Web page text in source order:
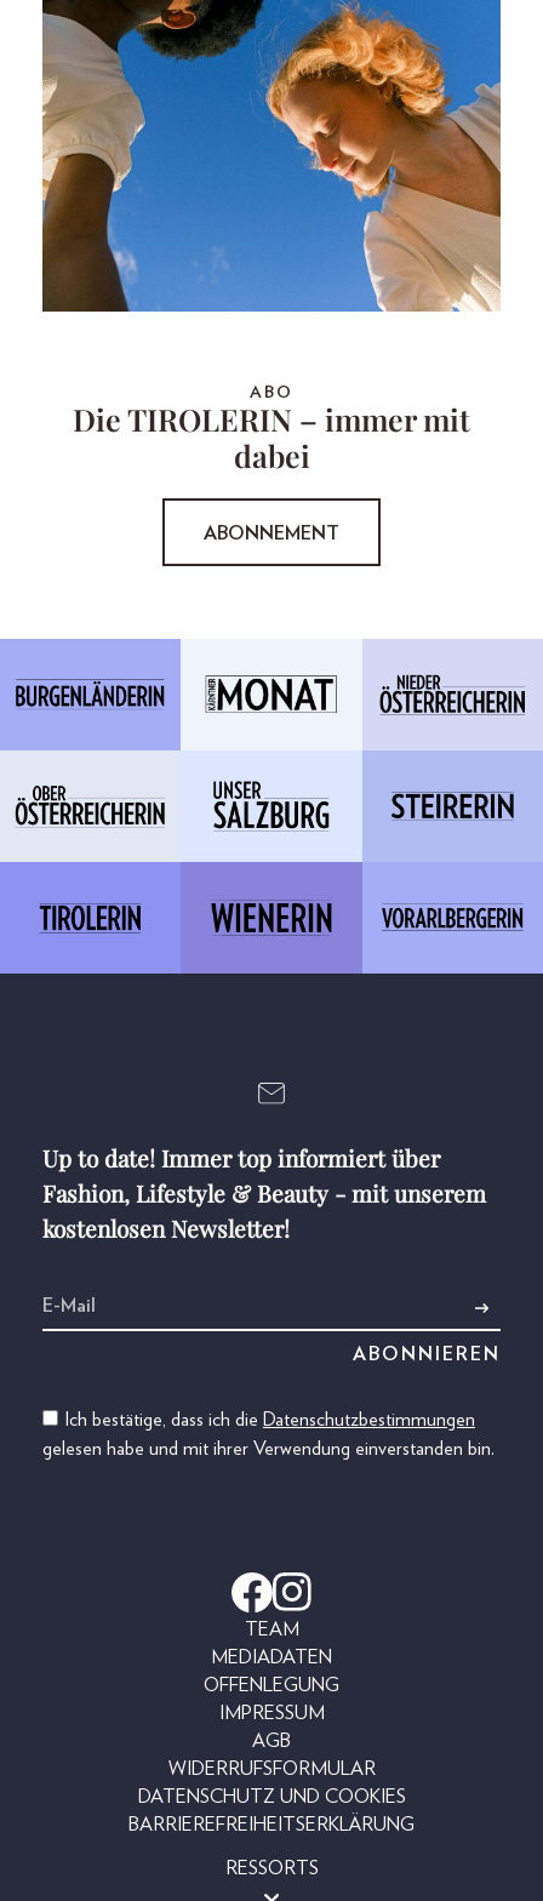
ABO
Die TIROLERIN – immer mit
dabei
ABONNEMENT
Up to date! Immer top informiert über
Fashion, Lifestyle & Beauty - mit unserem
kostenlosen Newsletter!
Ich bestätige, dass ich die Datenschutzbestimmungen
gelesen habe und mit ihrer Verwendung einverstanden bin.
TEAM
MEDIADATEN
OFFENLEGUNG
IMPRESSUM
AGB
WIDERRUFSFORMULAR
DATENSCHUTZ UND COOKIES
BARRIEREFREIHEITSERKLÄRUNG
RESSORTS